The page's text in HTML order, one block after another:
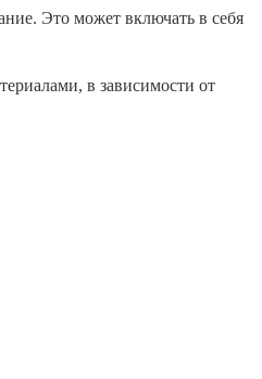
Это может включать в себя
в зависимости от